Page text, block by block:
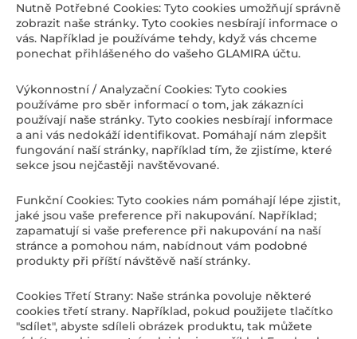
Nutně Potřebné Cookies: Tyto cookies umožňují správně
zobrazit naše stránky. Tyto cookies nesbírají informace o
vás. Například je používáme tehdy, když vás chceme
ponechat přihlášeného do vašeho GLAMIRA účtu.
Výkonnostní / Analyzační Cookies: Tyto cookies
používáme pro sběr informací o tom, jak zákazníci
používají naše stránky. Tyto cookies nesbírají informace
a ani vás nedokáží identifikovat. Pomáhají nám zlepšit
fungování naší stránky, například tím, že zjistíme, které
sekce jsou nejčastěji navštěvované.
Funkční Cookies: Tyto cookies nám pomáhají lépe zjistit,
jaké jsou vaše preference při nakupování. Například;
zapamatují si vaše preference při nakupování na naší
stránce a pomohou nám, nabídnout vám podobné
produkty při příští návštěvě naší stránky.
Cookies Třetí Strany: Naše stránka povoluje některé
cookies třetí strany. Například, pokud použijete tlačítko
"sdílet", abyste sdíleli obrázek produktu, tak můžete